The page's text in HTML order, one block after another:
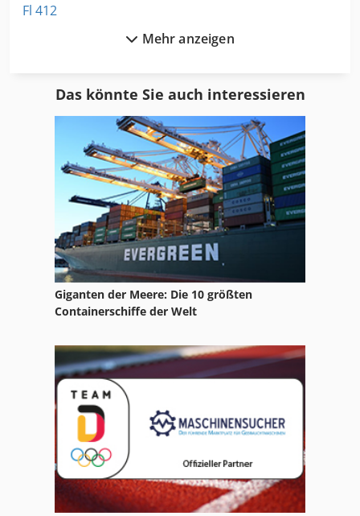
Fl 412
International 560
Ka 77
Kgs 1670
Kgt 500
Kotz Und Söhne
Ks 205
Kölle Kfs 40
Lenkachse
Mehr anzeigen
Das könnte Sie auch interessieren
Giganten der Meere: Die 10 größten
Containerschiffe der Welt